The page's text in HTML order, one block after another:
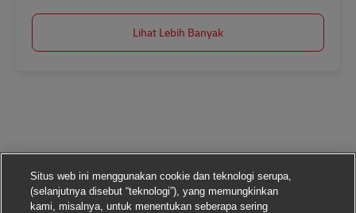
Lihat Lebih Banyak
Situs web ini menggunakan cookie dan teknologi serupa,
(selanjutnya disebut “teknologi”), yang memungkinkan
kami, misalnya, untuk menentukan seberapa sering